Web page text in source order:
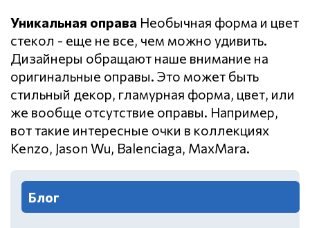
Уникальная оправа Необычная форма и цвет
стекол - еще не все, чем можно удивить.
Дизайнеры обращают наше внимание на
оригинальные оправы. Это может быть
стильный декор, гламурная форма, цвет, или
же вообще отсутствие оправы. Например,
вот такие интересные очки в коллекциях
Kenzo, Jason Wu, Balenciaga, MaxMara.
Блог